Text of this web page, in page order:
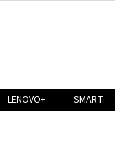
LENOVO+ SMART